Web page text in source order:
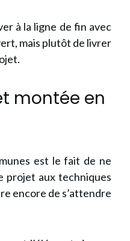
à la ligne de fin avec
mais plutôt de livrer
montée en
est le fait de ne
projet aux techniques
encore de s’attendre